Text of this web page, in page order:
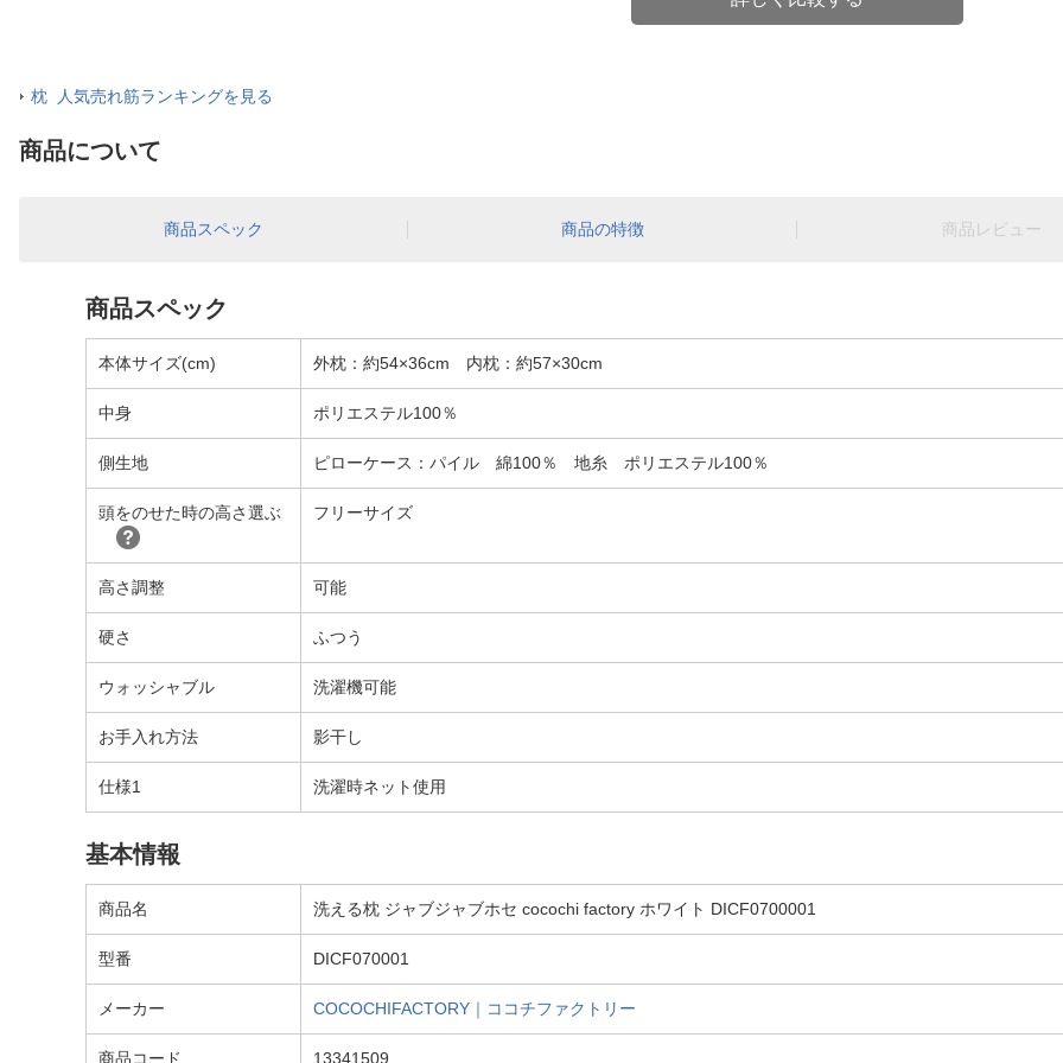
枕 人気売れ筋ランキングを見る
商品について
商品スペック 商品の特徴 商品レビュー
商品スペック
本体サイズ(cm) 外枕：約54×36cm 内枕：約57×30cm
中身 ポリエステル100％
側生地 ピローケース：パイル 綿100％ 地糸 ポリエステル100％
頭をのせた時の高さ選ぶ フリーサイズ
高さ調整 可能
硬さ ふつう
ウォッシャブル 洗濯機可能
お手入れ方法 影干し
仕様1 洗濯時ネット使用
基本情報
商品名 洗える枕 ジャブジャブホセ cocochi factory ホワイト DICF0700001
型番 DICF070001
メーカー COCOCHIFACTORY｜ココチファクトリー
商品コード 13341509